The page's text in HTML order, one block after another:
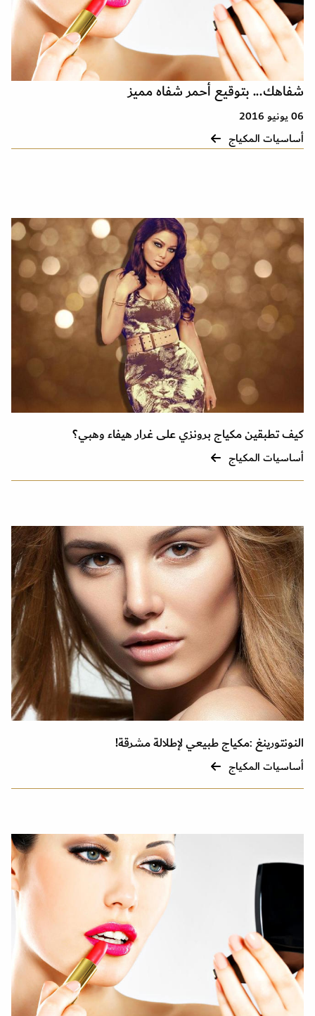
شفاهك... بتوقيع أحمر شفاه مميز
06 يونيو 2016
أساسيات المكياج
كيف تطبقين مكياج برونزي على غرار هيفاء وهبي؟
أساسيات المكياج
النونتورينغ :مكياج طبيعي لإطلالة مشرقة!
أساسيات المكياج